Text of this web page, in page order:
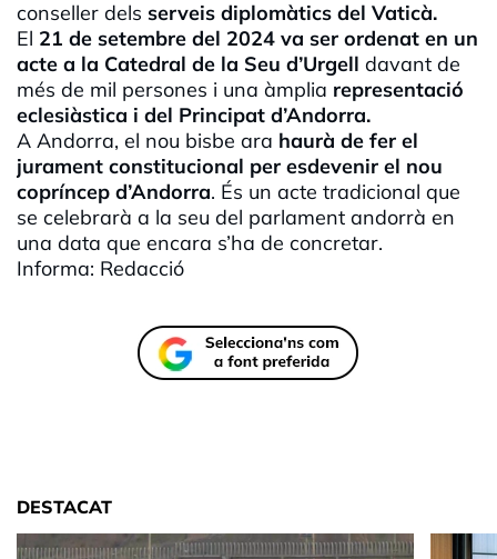
conseller dels serveis diplomàtics del Vaticà.
El 21 de setembre del 2024 va ser ordenat en un
acte a la Catedral de la Seu d’Urgell davant de
més de mil persones i una àmplia representació
eclesiàstica i del Principat d’Andorra.
A Andorra, el nou bisbe ara haurà de fer el
jurament constitucional per esdevenir el nou
copríncep d’Andorra. És un acte tradicional que
se celebrarà a la seu del parlament andorrà en
una data que encara s’ha de concretar.
Informa: Redacció
DESTACAT